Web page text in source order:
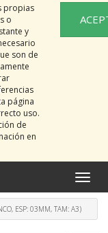
propias
o
y
son de
página
uso.
de
en
ESP: 03MM, TAM: A3)